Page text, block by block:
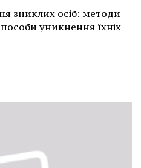
зниклих осіб: методи
уникнення їхніх